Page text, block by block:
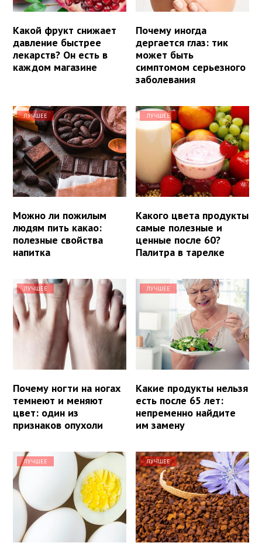
Какой фрукт снижает
давление быстрее
лекарств? Он есть в
каждом магазине
Почему иногда
дергается глаз: тик
может быть
симптомом серьезного
заболевания
ЛУЧШЕЕ
Можно ли пожилым
людям пить какао:
полезные свойства
напитка
ЛУЧШЕЕ
Какого цвета продукты
самые полезные и
ценные после 60?
Палитра в тарелке
ЛУЧШЕЕ
Почему ногти на ногах
темнеют и меняют
цвет: один из
признаков опухоли
ЛУЧШЕЕ
Какие продукты нельзя
есть после 65 лет:
непременно найдите
им замену
ЛУЧШЕЕ ЛУЧШЕЕ